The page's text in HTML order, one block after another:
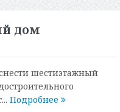
дом
шестиэтажный
Подробнее